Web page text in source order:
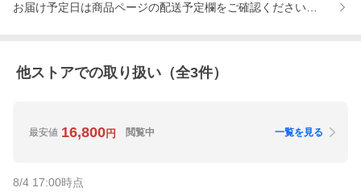
お届け予定日は商品ページの配送予定欄をご確認ください、お届
他ストアでの取り扱い（全3件）
最安値 16,800円 閲覧中 一覧を見る
8/4 17:00時点